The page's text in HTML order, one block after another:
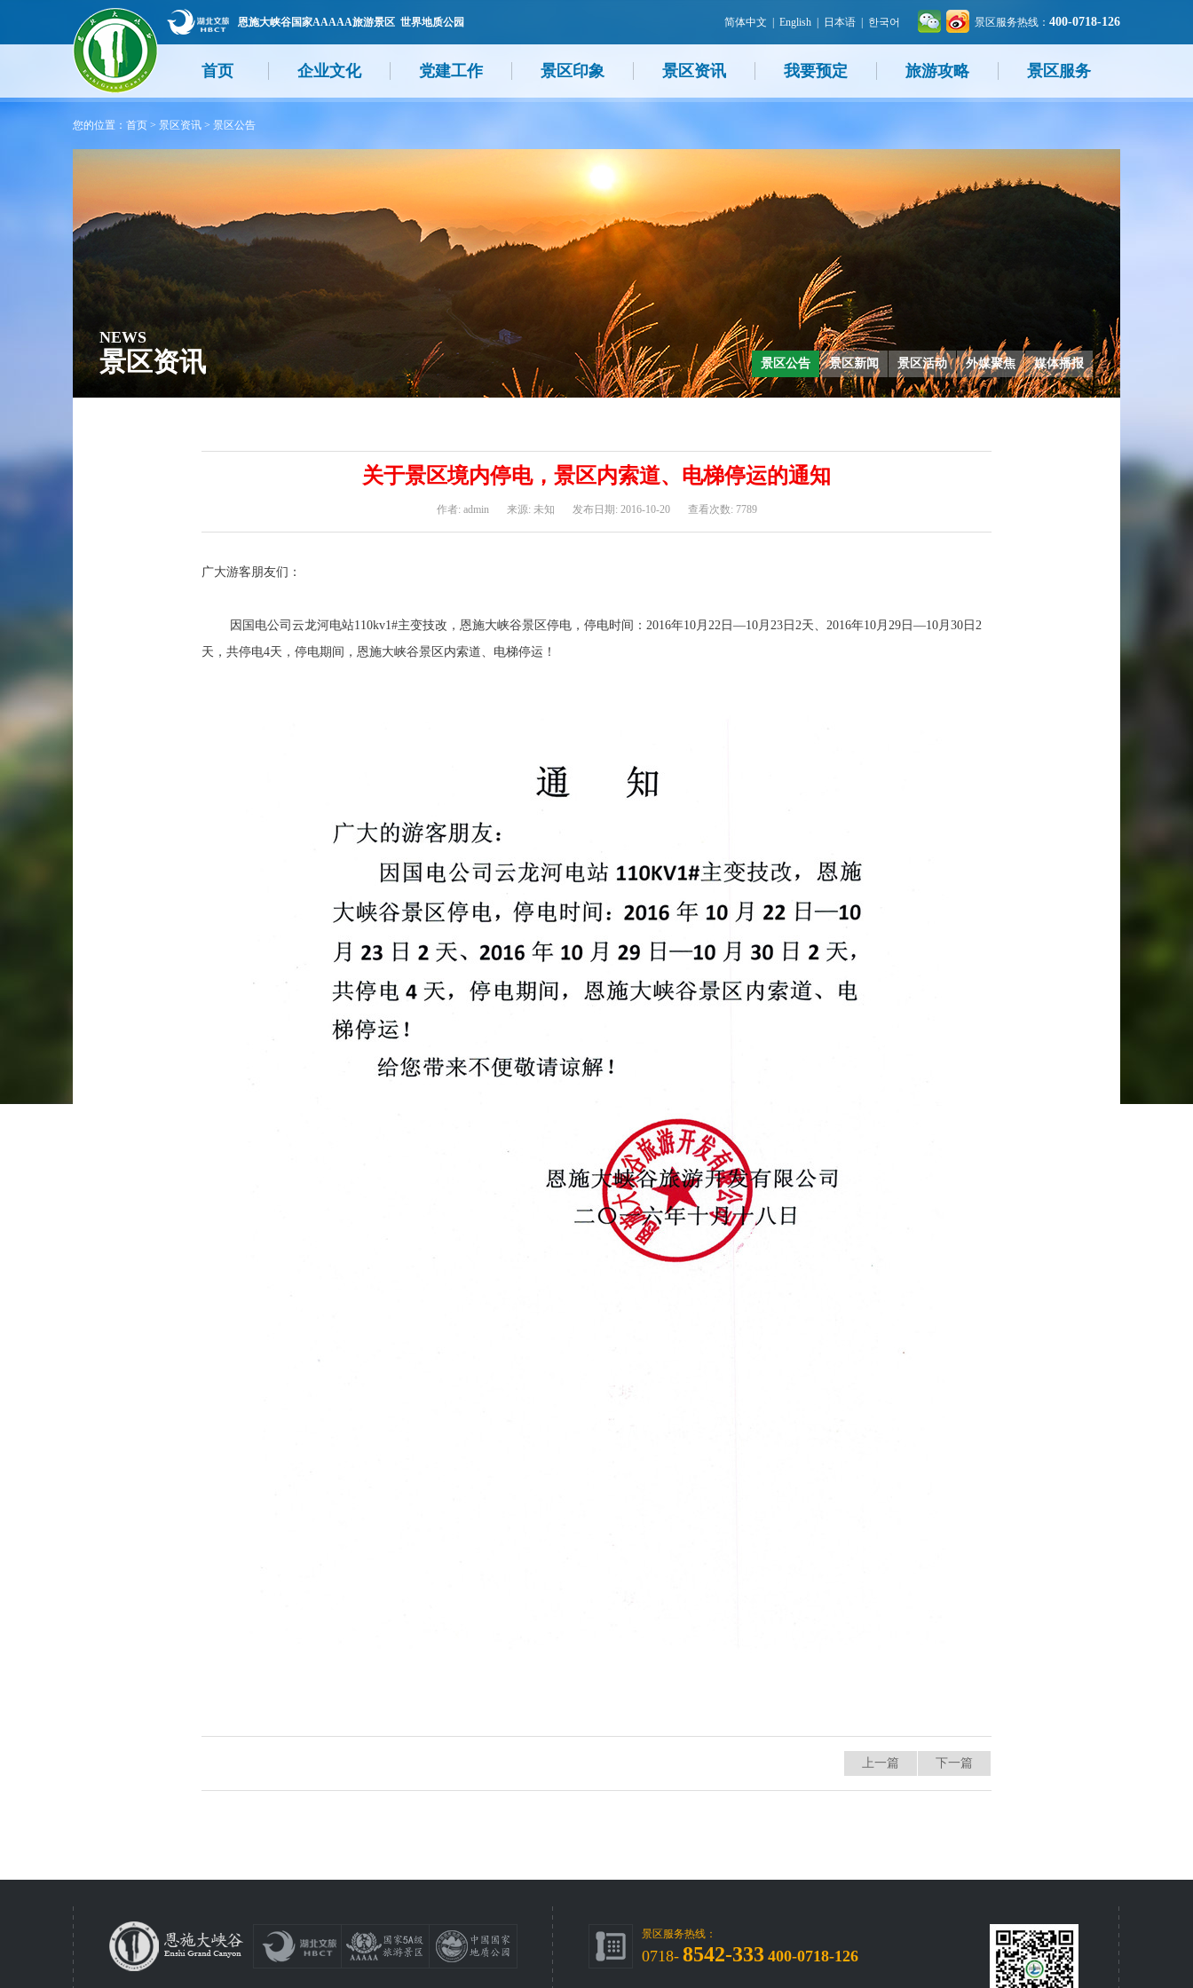
恩施大峡谷国家AAAAA旅游景区 世界地质公园 景区服务热线： 400-0718-126
简体中文 English 日本语 한국어
首页 企业文化 党建工作 景区印象 景区资讯 我要预定 旅游攻略 景区服务
您的位置： 首页 > 景区资讯 > 景区公告
NEWS
景区资讯 景区公告 景区新闻 景区活动 外媒聚焦 媒体播报
关于景区境内停电，景区内索道、电梯停运的通知
作者: admin 来源: 未知 发布日期: 2016-10-20 查看次数: 7789
广大游客朋友们：
因国电公司云龙河电站110kv1#主变技改，恩施大峡谷景区停电，停电时间：2016年10月22日—10月23日2天、2016年10月29日—10月30日2
天，共停电4天，停电期间，恩施大峡谷景区内索道、电梯停运！
上一篇 下一篇
景区服务热线：
0718- 8542-333 400-0718-126